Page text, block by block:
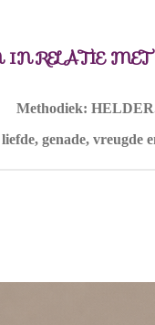
IN RELATIE MET
Methodiek:
genade, vreugde